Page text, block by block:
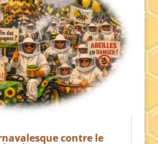
contre le